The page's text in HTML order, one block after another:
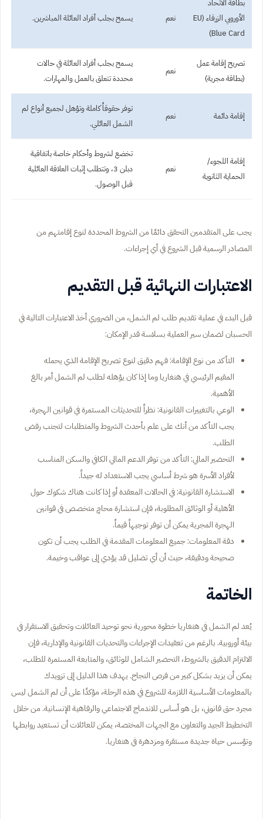
بطاقة الاتحاد
الأوروبي الزرقاء (EU
Blue Card)
نعم يسمح بجلب أفراد العائلة المباشرين.
تصريح إقامة عمل
(بطاقة مجرية)
نعم
يسمح بجلب أفراد العائلة في حالات
محددة تتعلق بالعمل والمهارات.
إقامة دائمة نعم
توفر حقوقاً كاملة وتؤهل لجميع أنواع لم
الشمل العائلي.
إقامة اللجوء/
الحماية الثانوية
نعم
تخضع لشروط وأحكام خاصة باتفاقية
دبلن 3، وتتطلب إثبات العلاقة العائلية
قبل الوصول.
يجب على المتقدمين التحقق دائمًا من الشروط المحددة لنوع إقامتهم من
المصادر الرسمية قبل الشروع في أي إجراءات.
الاعتبارات النهائية قبل التقديم
قبل البدء في عملية تقديم طلب لم الشمل، من الضروري أخذ الاعتبارات التالية في
الحسبان لضمان سير العملية بسلاسة قدر الإمكان:
التأكد من نوع الإقامة: فهم دقيق لنوع تصريح الإقامة الذي يحمله
المقيم الرئيسي في هنغاريا وما إذا كان يؤهله لطلب لم الشمل أمر بالغ
الأهمية.
الوعي بالتغييرات القانونية: نظراً للتحديثات المستمرة في قوانين الهجرة،
يجب التأكد من أنك على علم بأحدث الشروط والمتطلبات لتجنب رفض
الطلب.
التحضير المالي: التأكد من توفر الدعم المالي الكافي والسكن المناسب
لأفراد الأسرة هو شرط أساسي يجب الاستعداد له جيداً.
الاستشارة القانونية: في الحالات المعقدة أو إذا كانت هناك شكوك حول
الأهلية أو الوثائق المطلوبة، فإن استشارة محامٍ متخصص في قوانين
الهجرة المجرية يمكن أن توفر توجيهاً قيماً.
دقة المعلومات: جميع المعلومات المقدمة في الطلب يجب أن تكون
صحيحة ودقيقة، حيث أن أي تضليل قد يؤدي إلى عواقب وخيمة.
الخاتمة
يُعد لم الشمل في هنغاريا خطوة محورية نحو توحيد العائلات وتحقيق الاستقرار في
بيئة أوروبية. بالرغم من تعقيدات الإجراءات والتحديات القانونية والإدارية، فإن
الالتزام الدقيق بالشروط، التحضير الشامل للوثائق، والمتابعة المستمرة للطلب،
يمكن أن يزيد بشكل كبير من فرص النجاح. يهدف هذا الدليل إلى تزويدك
بالمعلومات الأساسية اللازمة للشروع في هذه الرحلة، مؤكدًا على أن لم الشمل ليس
مجرد حق قانوني، بل هو أساس للاندماج الاجتماعي والرفاهية الإنسانية. من خلال
التخطيط الجيد والتعاون مع الجهات المختصة، يمكن للعائلات أن تستعيد روابطها
وتؤسس حياة جديدة مستقرة ومزدهرة في هنغاريا.